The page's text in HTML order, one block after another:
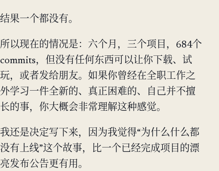
结果一个都没有。
所以现在的情况是：六个月，三个项目，684个
commits，但没有任何东西可以让你下载、试
玩，或者发给朋友。如果你曾经在全职工作之
外学习一件全新的、真正困难的、自己并不擅
长的事，你大概会非常理解这种感觉。
我还是决定写下来，因为我觉得“为什么什么都
没有上线”这个故事，比一个已经完成项目的漂
亮发布公告更有用。